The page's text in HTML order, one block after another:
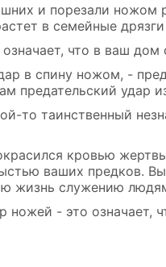
и порезали ножом
в семейные
что в ваш
в спину ножом, -
предательский удар
то таинственный
кровью
ваших предков.
жизнь служению
ножей - это означает,